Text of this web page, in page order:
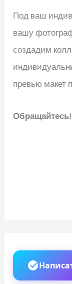
Под ваш
вашу
создадим
превью макет
Обращайтесь!